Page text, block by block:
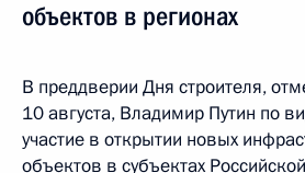
объектов в регионах
В преддверии Дня строителя,
10 августа, Владимир Путин по
участие в открытии новых
объектов в субъектах